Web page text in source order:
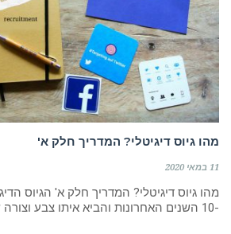
מהו גיוס דיגיטלי? המדריך חלק א'
11 במאי 2020
מהו גיוס דיגיטלי? המדריך חלק א' הגיוס
-10 השנים האחרונות והביא איתו צבע וצורה שונים ממה שהיה